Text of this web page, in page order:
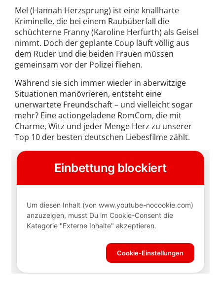
Mel (Hannah Herzsprung) ist eine knallharte
Kriminelle, die bei einem Raubüberfall die
schüchterne Franny (Karoline Herfurth) als Geisel
nimmt. Doch der geplante Coup läuft völlig aus
dem Ruder und die beiden Frauen müssen
gemeinsam vor der Polizei fliehen.
Während sie sich immer wieder in aberwitzige
Situationen manövrieren, entsteht eine
unerwartete Freundschaft – und vielleicht sogar
mehr? Eine actiongeladene RomCom, die mit
Charme, Witz und jeder Menge Herz zu unserer
Top 10 der besten deutschen Liebesfilme zählt.